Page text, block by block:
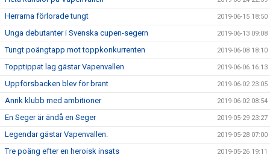
Herrarna förlorade tungt 2019-06-15 18:50
Unga debutanter i Svenska cupen-segern 2019-06-13 09:08
Tungt poängtapp mot toppkonkurrenten 2019-06-08 18:10
Topptippat lag gästar Vapenvallen 2019-06-06 16:13
Uppförsbacken blev för brant 2019-06-02 23:05
Anrik klubb med ambitioner 2019-06-02 08:54
En Seger är ändå en Seger 2019-05-29 23:27
Legendar gästar Vapenvallen. 2019-05-28 07:00
Tre poäng efter en heroisk insats 2019-05-26 19:11